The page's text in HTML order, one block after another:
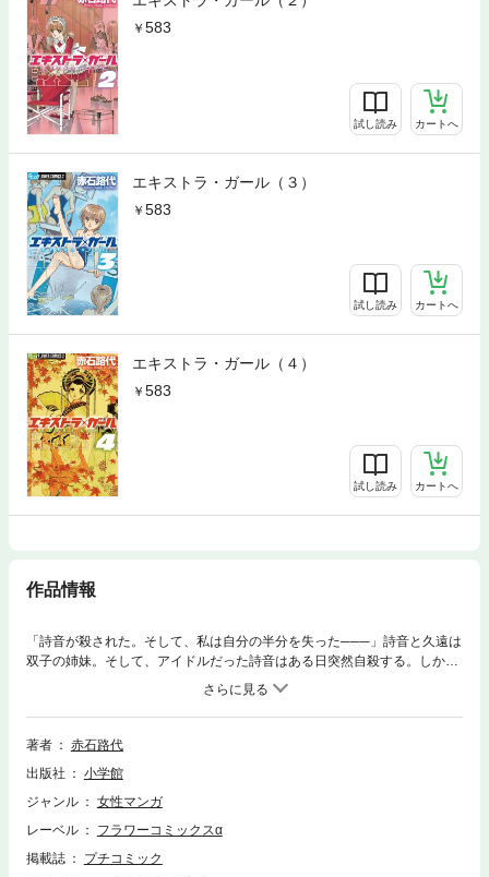
583
試し読み カートへ
エキストラ・ガール（３）
583
試し読み カートへ
エキストラ・ガール（４）
583
試し読み カートへ
作品情報
「詩音が殺された。そして、私は自分の半分を失った───」詩音と久遠は
双子の姉妹。そして、アイドルだった詩音はある日突然自殺する。しかし
久遠は、詩音は「殺された」と直感し、真犯人を見つけるために「エキス
トラ」として芸能界へ潜入する───詩音の恋人だったという若手俳優の流
人に助けてもらいながら、事実を洗っていく内に、次々と明らかになって
いく芸能界の闇。「ブラックオニキス」という謎のキーワードと共に、そ
徐々に変化していき…！？芸能界と薬物汚染という、リアルで危険なテー
マを切り口に、予測不可能なサスペンスと恋愛が絡み合って展開してい
著者
赤石路代
出版社
小学館
ジャンル
女性マンガ
レーベル
フラワーコミックスα
掲載誌
プチコミック